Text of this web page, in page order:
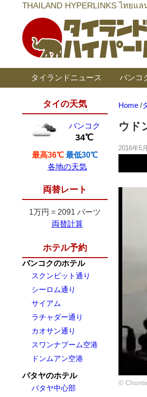
THAILAND HYPERLINKS ไทยแ
タイランドニュース バンコ
タイの天気
バンコク
34℃
最高36℃ 最低30℃
各地の天気
両替レート
1万円 = 2091 バーツ
両替計算
ホテル予約
バンコクのホテル
スクンビット通り
シーロム通り
サイアム
ラチャダー通り
カオサン通り
スワンナプーム空港
ドンムアン空港
パタヤのホテル
パタヤ中心部
Home /
ウド
2016年5
©